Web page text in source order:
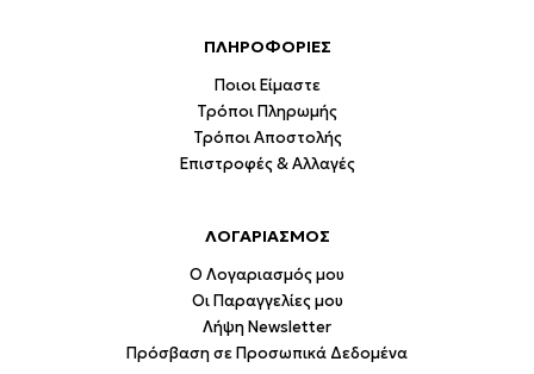
ΠΛΗΡΟΦΟΡΙΕΣ
Ποιοι Είμαστε
Τρόποι Πληρωμής
Τρόποι Αποστολής
Επιστροφές & Αλλαγές
ΛΟΓΑΡΙΑΣΜΟΣ
Ο Λογαριασμός μου
Οι Παραγγελίες μου
Λήψη Newsletter
Πρόσβαση σε Προσωπικά Δεδομένα